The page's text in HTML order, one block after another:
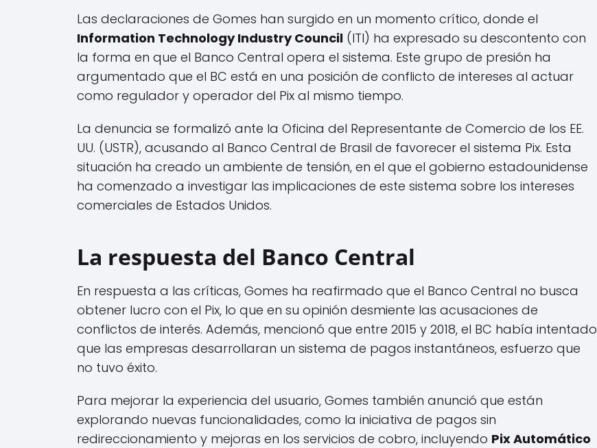
Las declaraciones de Gomes han surgido en un momento crítico, donde el
Information Technology Industry Council (ITI) ha expresado su descontento con
la forma en que el Banco Central opera el sistema. Este grupo de presión ha
argumentado que el BC está en una posición de conflicto de intereses al actuar
como regulador y operador del Pix al mismo tiempo.
La denuncia se formalizó ante la Oficina del Representante de Comercio de los EE.
UU. (USTR), acusando al Banco Central de Brasil de favorecer el sistema Pix. Esta
situación ha creado un ambiente de tensión, en el que el gobierno estadounidense
ha comenzado a investigar las implicaciones de este sistema sobre los intereses
comerciales de Estados Unidos.
La respuesta del Banco Central
En respuesta a las críticas, Gomes ha reafirmado que el Banco Central no busca
obtener lucro con el Pix, lo que en su opinión desmiente las acusaciones de
conflictos de interés. Además, mencionó que entre 2015 y 2018, el BC había intentado
que las empresas desarrollaran un sistema de pagos instantáneos, esfuerzo que
no tuvo éxito.
Para mejorar la experiencia del usuario, Gomes también anunció que están
explorando nuevas funcionalidades, como la iniciativa de pagos sin
redireccionamiento y mejoras en los servicios de cobro, incluyendo Pix Automático